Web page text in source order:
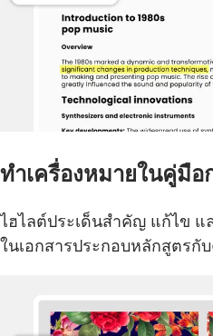
ทำเครื่องหมายในคู่มื
ไฮไลต์ประเด็นสำคัญ แก้ไข
ในเอกสารประกอบหลักสูตรกั